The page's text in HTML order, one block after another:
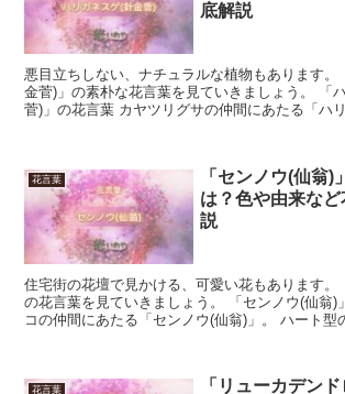
底解説
悪目立ちしない、ナチュラルな植物もあります。
金菅)」の素朴な花言葉を見ていきましょう。 「
菅)」の花言葉 カヤツリグサの仲間にあたる「ハ
花言葉
「センノウ(仙翁)
は？色や由来な
説
住宅街の花壇で見かける、可愛い花もあります。
の花言葉を見ていきましょう。 「センノウ(仙翁)
コの仲間にあたる「センノウ(仙翁)」。 ハート型
花言葉
「リューカデン